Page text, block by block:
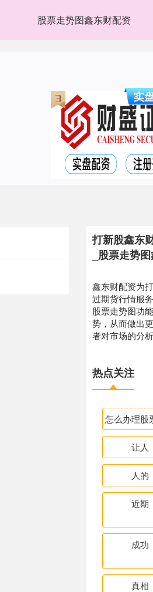
股票走势图鑫东财配资
打新股鑫东
_股票走势
鑫东财配资为
过期货行情服
股票走势图功
势，从而做出
者对市场的分析
热点关注
怎么办理股
让人
人的
近期
成功
真相